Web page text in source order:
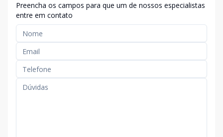
Preencha os campos para que um de nossos especialistas
entre em contato